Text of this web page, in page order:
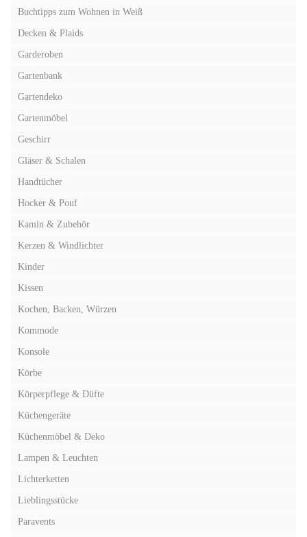
Buchtipps zum Wohnen in Weiß
Decken & Plaids
Garderoben
Gartenbank
Gartendeko
Gartenmöbel
Geschirr
Gläser & Schalen
Handtücher
Hocker & Pouf
Kamin & Zubehör
Kerzen & Windlichter
Kinder
Kissen
Kochen, Backen, Würzen
Kommode
Konsole
Körbe
Körperpflege & Düfte
Küchengeräte
Küchenmöbel & Deko
Lampen & Leuchten
Lichterketten
Lieblingsstücke
Paravents